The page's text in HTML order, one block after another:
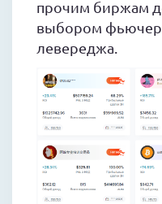
прочим биржам
выбором
левереджа.